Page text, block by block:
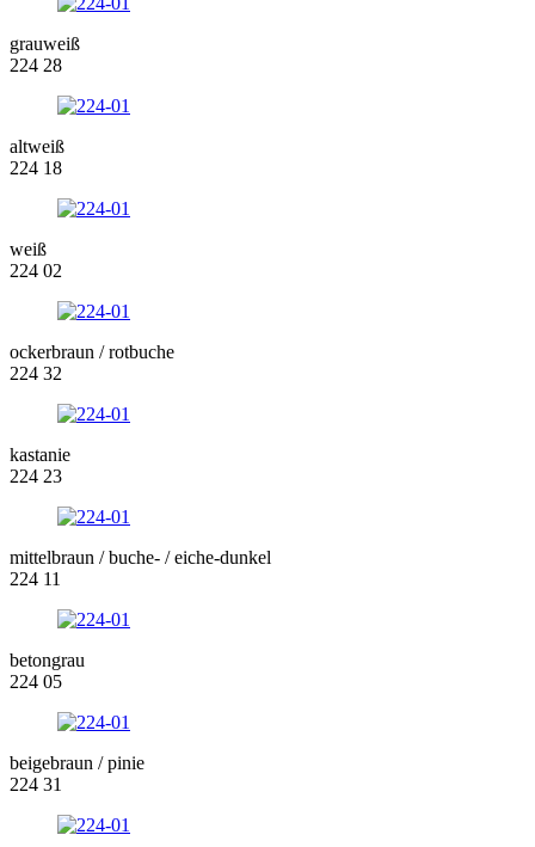
grauweiß
224 28
altweiß
224 18
weiß
224 02
ockerbraun / rotbuche
224 32
kastanie
224 23
mittelbraun / buche- / eiche-dunkel
224 11
betongrau
224 05
beigebraun / pinie
224 31